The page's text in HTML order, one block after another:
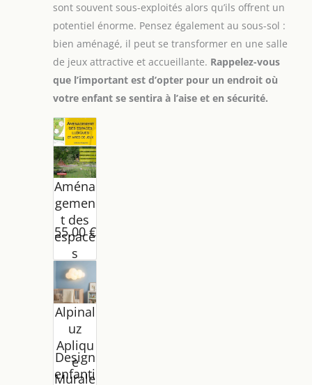
sont souvent sous-exploités alors qu’ils offrent un
potentiel énorme. Pensez également au sous-sol :
bien aménagé, il peut se transformer en une salle
de jeux attractive et accueillante. Rappelez-vous
que l’important est d’opter pour un endroit où
votre enfant se sentira à l’aise et en sécurité.
Aména
gemen
t des
espace
s
ludiqu
es et
aires
de
jeux:
Progra
mmati
55,00 €
Alpinal
uz
Apliqu
e
Murale
Design
enfanti